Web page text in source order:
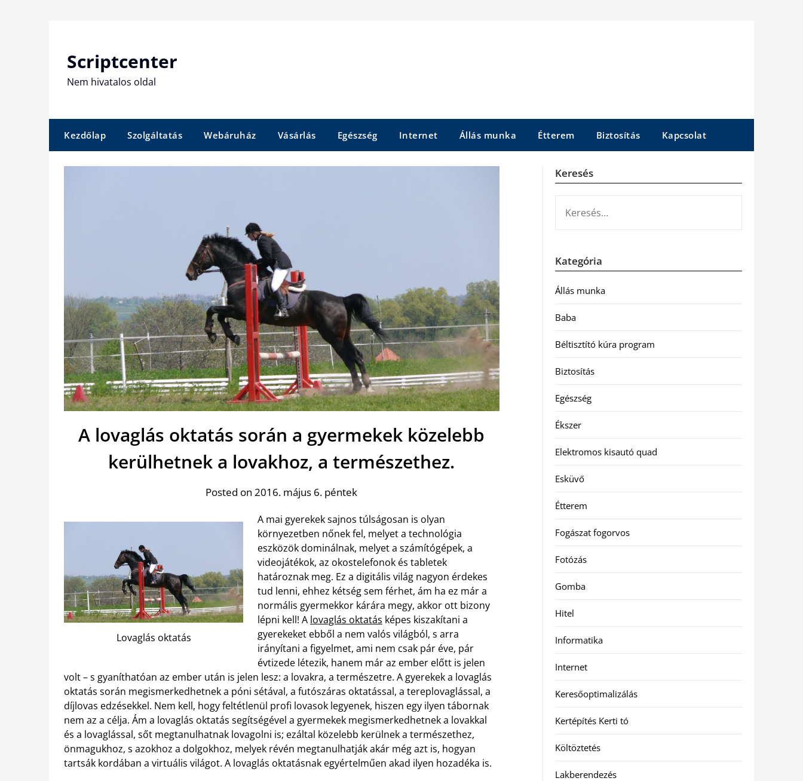
Scriptcenter
Nem hivatalos oldal
Kezdőlap Szolgáltatás Webáruház Vásárlás Egészség Internet Állás munka Étterem Biztosítás Kapcsolat
A lovaglás oktatás során a gyermekek közelebb
kerülhetnek a lovakhoz, a természethez.
Posted on 2016. május 6. péntek
Lovaglás oktatás
A mai gyerekek sajnos túlságosan is olyan
környezetben nőnek fel, melyet a technológia
eszközök dominálnak, melyet a számítógépek, a
videojátékok, az okostelefonok és tabletek
határoznak meg. Ez a digitális világ nagyon érdekes
tud lenni, ehhez kétség sem férhet, ám ha ez már a
normális gyermekkor kárára megy, akkor ott bizony
lépni kell! A lovaglás oktatás képes kiszakítani a
gyerekeket ebből a nem valós világból, s arra
irányítani a figyelmet, ami nem csak pár éve, pár
évtizede létezik, hanem már az ember előtt is jelen
volt – s gyaníthatóan az ember után is jelen lesz: a lovakra, a természetre. A gyerekek a lovaglás
oktatás során megismerkedhetnek a póni sétával, a futószáras oktatással, a tereplovaglással, a
díjlovas edzésekkel. Nem kell, hogy feltétlenül profi lovasok legyenek, hiszen egy ilyen tábornak
nem az a célja. Ám a lovaglás oktatás segítségével a gyermekek megismerkedhetnek a lovakkal
és a lovaglással, sőt megtanulhatnak lovagolni is; ezáltal közelebb kerülnek a természethez,
önmagukhoz, s azokhoz a dolgokhoz, melyek révén megtanulhatják akár még azt is, hogyan
tartsák kordában a virtuális világot. A lovaglás oktatásnak egyértelműen akad ilyen hozadéka is.
Keresés
Kategória
Állás munka
Baba
Béltisztító kúra program
Biztosítás
Egészség
Ékszer
Elektromos kisautó quad
Esküvő
Étterem
Fogászat fogorvos
Fotózás
Gomba
Hitel
Informatika
Internet
Keresőoptimalizálás
Kertépítés Kerti tó
Költöztetés
Lakberendezés